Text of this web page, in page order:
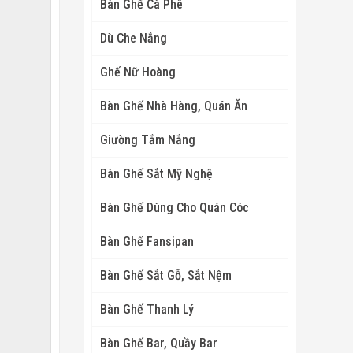
Bàn Ghế Cà Phê
Dù Che Nắng
Ghế Nữ Hoàng
Bàn Ghế Nhà Hàng, Quán Ăn
Giường Tắm Nắng
Bàn Ghế Sắt Mỹ Nghệ
Bàn Ghế Dùng Cho Quán Cóc
Bàn Ghế Fansipan
Bàn Ghế Sắt Gỗ, Sắt Nệm
Bàn Ghế Thanh Lý
Bàn Ghế Bar, Quầy Bar